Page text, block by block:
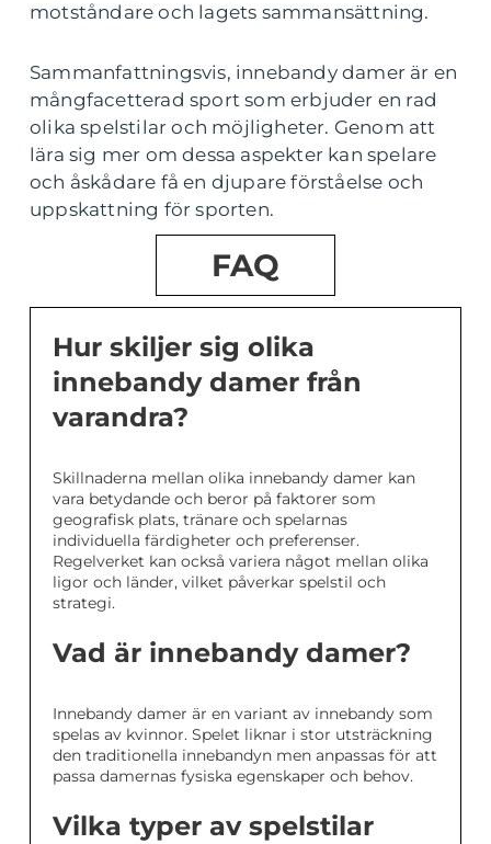
motståndare och lagets sammansättning.
Sammanfattningsvis, innebandy damer är en
mångfacetterad sport som erbjuder en rad
olika spelstilar och möjligheter. Genom att
lära sig mer om dessa aspekter kan spelare
och åskådare få en djupare förståelse och
uppskattning för sporten.
FAQ
Hur skiljer sig olika
innebandy damer från
varandra?
Skillnaderna mellan olika innebandy damer kan
vara betydande och beror på faktorer som
geografisk plats, tränare och spelarnas
individuella färdigheter och preferenser.
Regelverket kan också variera något mellan olika
ligor och länder, vilket påverkar spelstil och
strategi.
Vad är innebandy damer?
Innebandy damer är en variant av innebandy som
spelas av kvinnor. Spelet liknar i stor utsträckning
den traditionella innebandyn men anpassas för att
passa damernas fysiska egenskaper och behov.
Vilka typer av spelstilar